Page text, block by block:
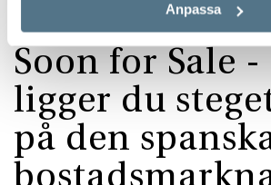
Anpassa
Soon for Sale -
ligger du
på den